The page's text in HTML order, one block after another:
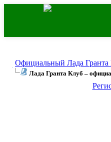
Официальный Лада
Лада Гранта Клуб –